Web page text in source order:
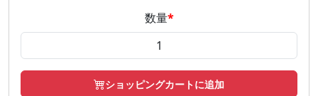
数量*
ショッピングカートに追加